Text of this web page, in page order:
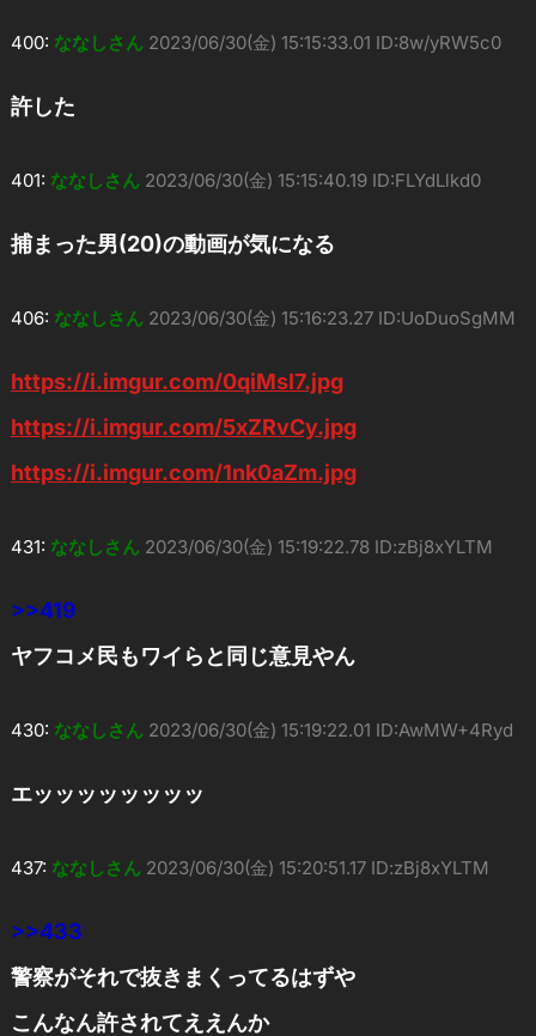
400: ななしさん 2023/06/30(金) 15:15:33.01 ID:8w/yRW5c0
許した
401: ななしさん 2023/06/30(金) 15:15:40.19 ID:FLYdLlkd0
捕まった男(20)の動画が気になる
406: ななしさん 2023/06/30(金) 15:16:23.27 ID:UoDuoSgMM
https://i.imgur.com/0qiMsI7.jpg
https://i.imgur.com/5xZRvCy.jpg
https://i.imgur.com/1nk0aZm.jpg
431: ななしさん 2023/06/30(金) 15:19:22.78 ID:zBj8xYLTM
>>419
ヤフコメ民もワイらと同じ意見やん
430: ななしさん 2023/06/30(金) 15:19:22.01 ID:AwMW+4Ryd
エッッッッッッッッ
437: ななしさん 2023/06/30(金) 15:20:51.17 ID:zBj8xYLTM
>>433
警察がそれで抜きまくってるはずや
こんなん許されてええんか